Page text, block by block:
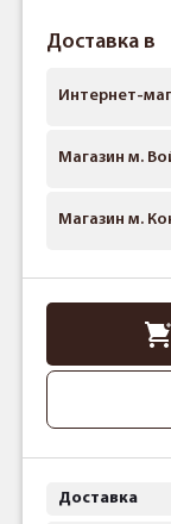
Доставка в
Интернет-
Магазин м.
Магазин м.
Доставка